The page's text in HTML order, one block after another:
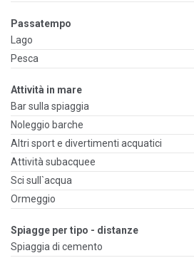
Passatempo
Lago
Pesca
Attività in mare
Bar sulla spiaggia
Noleggio barche
Altri sport e divertimenti acquatici
Attività subacquee
Sci sull`acqua
Ormeggio
Spiagge per tipo - distanze
Spiaggia di cemento